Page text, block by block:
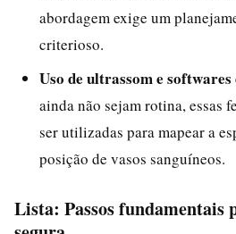
abordagem exige um
criterioso.
Uso de ultrassom e
ainda não sejam rotina, essas
ser utilizadas para mapear a
posição de vasos sanguíneos.
Lista: Passos fundamentais